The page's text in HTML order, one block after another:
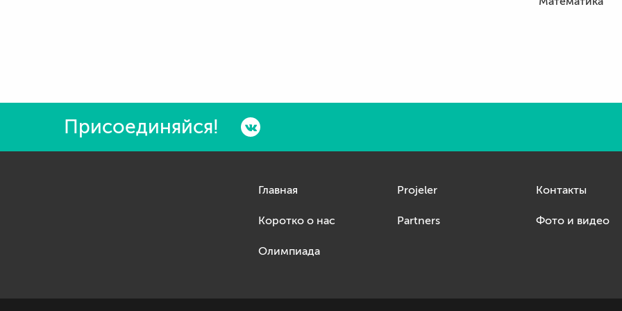
Присоединяйся!
Главная
Коротко о нас
Олимпиада
Projeler
Partners
Контакты
Фото и видео